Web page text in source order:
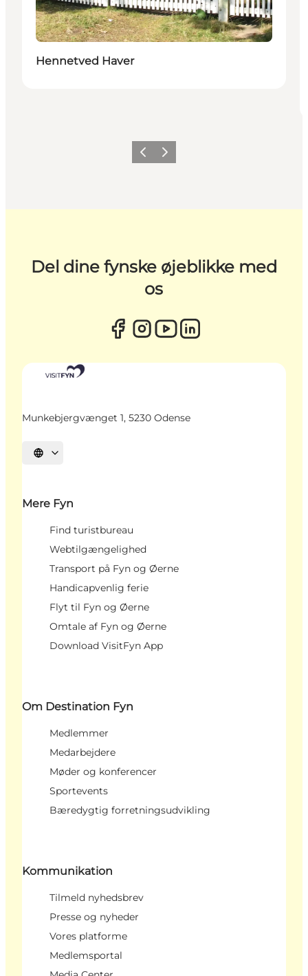
Hennetved Haver
ForrigeNæste
Del dine fynske øjeblikke med
os
Munkebjergvænget 1, 5230 Odense
Vælg sprog
Mere Fyn
Find turistbureau
Webtilgængelighed
Transport på Fyn og Øerne
Handicapvenlig ferie
Flyt til Fyn og Øerne
Omtale af Fyn og Øerne
Download VisitFyn App
Om Destination Fyn
Medlemmer
Medarbejdere
Møder og konferencer
Sportevents
Bæredygtig forretningsudvikling
Kommunikation
Tilmeld nyhedsbrev
Presse og nyheder
Vores platforme
Medlemsportal